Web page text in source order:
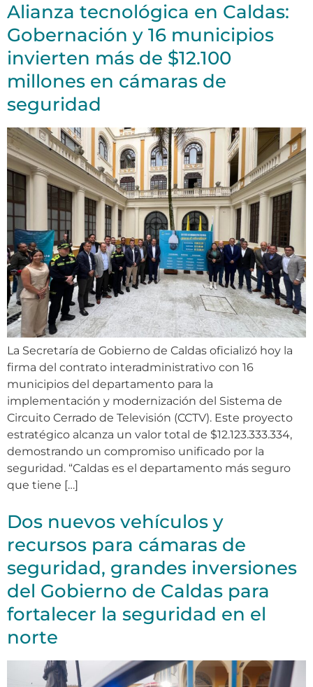
Alianza tecnológica en Caldas:
Gobernación y 16 municipios
invierten más de $12.100
millones en cámaras de
seguridad
La Secretaría de Gobierno de Caldas oficializó hoy la
firma del contrato interadministrativo con 16
municipios del departamento para la
implementación y modernización del Sistema de
Circuito Cerrado de Televisión (CCTV). Este proyecto
estratégico alcanza un valor total de $12.123.333.334,
demostrando un compromiso unificado por la
seguridad. “Caldas es el departamento más seguro
que tiene […]
Dos nuevos vehículos y
recursos para cámaras de
seguridad, grandes inversiones
del Gobierno de Caldas para
fortalecer la seguridad en el
norte